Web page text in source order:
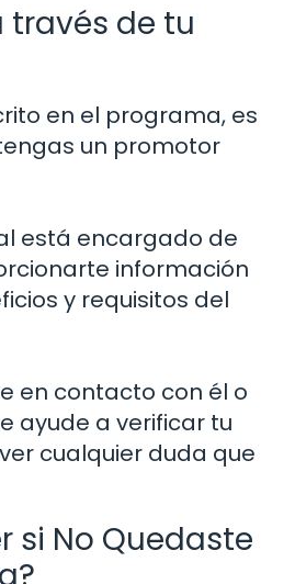
través de tu
en el programa, es
un promotor
está encargado de
información
y requisitos del
en contacto con él o
ayude a verificar tu
cualquier duda que
si No Quedaste